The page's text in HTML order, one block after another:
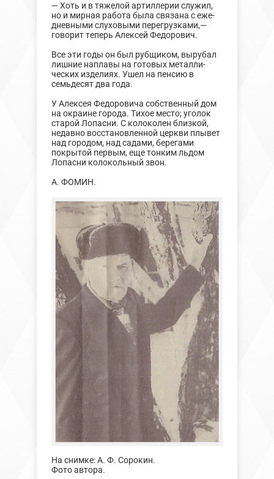
— Хоть и в тяжелой артиллерии служил,
но и мирная работа была связана с еже-
дневными слуховыми перегрузками,—
говорит теперь Алексей Федорович.
Все эти годы он был рубщиком, вырубал
лишние наплавы на готовых металли-
ческих изделиях. Ушел на пенсию в
семьдесят два года.
У Алексея Федоровича собственный дом
на окраине города. Тихое место; уголок
старой Лопасни. С колоколен близкой,
недавно восстановленной церкви плывет
над городом, над садами, берегами
покрытой первым, еще тонким льдом
Лопасни колокольный звон.
А. ФОМИН.
На снимке: А. Ф. Сорокин.
Фото автора.